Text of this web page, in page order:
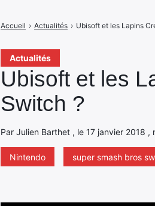
Actualités
Ubisoft et les
Switch ?
Par Julien Barthet , le 17 janvier 2018
Nintendo super smash bros
Accueil › Actualités › Ubisoft et les Lapins